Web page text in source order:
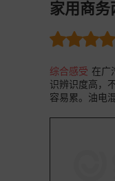
家用商务
综合感受 在广
识辨识度高，
容易累。油电